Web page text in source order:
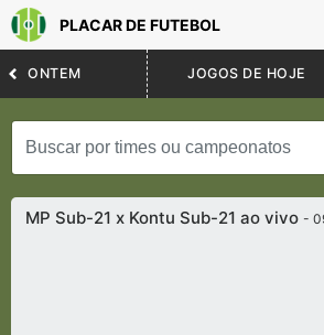
PLACAR DE FUTEBOL
ONTEM JOGOS DE HOJE
MP Sub-21 x Kontu Sub-21 ao vivo-